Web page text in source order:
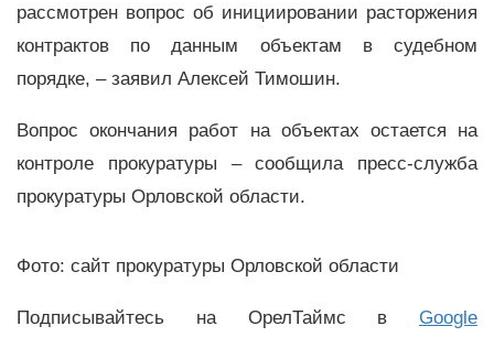
рассмотрен вопрос об инициировании расторжения
контрактов по данным объектам в судебном
порядке, – заявил Алексей Тимошин.
Вопрос окончания работ на объектах остается на
контроле прокуратуры – сообщила пресс-служба
прокуратуры Орловской области.
Фото: сайт прокуратуры Орловской области
Подписывайтесь на ОрелТаймс в Google